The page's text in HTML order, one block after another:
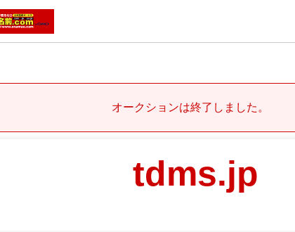
オークションは終了しました。
tdms.jp